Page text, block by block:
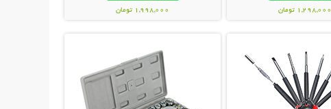
1,298,000 تومان
1,998,000 تومان